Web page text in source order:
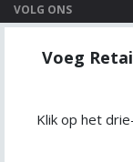
VOLG ONS
TWITTER
Voeg
Klik op het